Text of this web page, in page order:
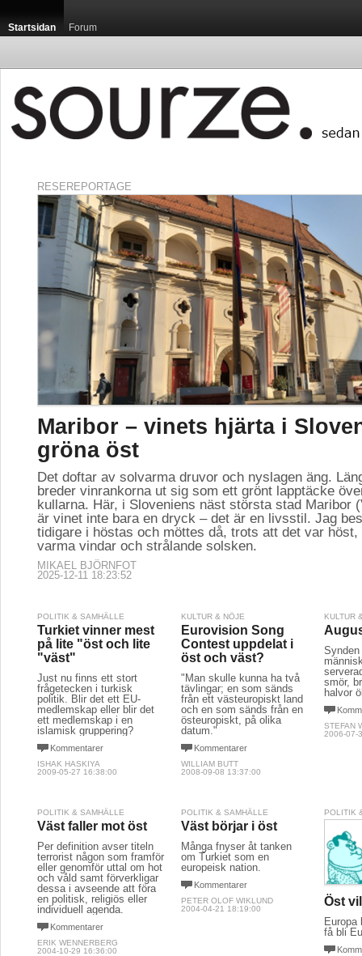
Startsidan Forum
RESEREPORTAGE
Maribor – vinets hjärta i
gröna öst
Det doftar av solvarma druvor och nyslagen äng.
breder vinrankorna ut sig som ett grönt lapptäcke
kullarna. Här, i Sloveniens näst största stad Maribor
är vinet inte bara en dryck – det är en livsstil. Jag
tidigare i höstas och möttes då, trots att det var höst,
varma vindar och strålande solsken.
MIKAEL BJÖRNFOT
2025-12-11 18:23:52
POLITIK & SAMHÄLLE
Turkiet vinner mest
på lite "öst och lite
"väst"
Just nu finns ett stort
frågetecken i turkisk
politik. Blir det ett EU-
medlemskap eller blir det
ett medlemskap i en
islamisk gruppering?
Kommentarer
ISHAK HASKIYA
2009-05-27 16:38:00
KULTUR & NÖJE
Eurovision Song
Contest uppdelat i
öst och väst?
"Man skulle kunna ha två
tävlingar; en som sänds
från ett västeuropiskt land
och en som sänds från en
östeuropiskt, på olika
datum."
Kommentarer
WILLIAM BUTT
2008-09-08 13:37:00
KULTUR
smör,
halvor
STEFAN
2006-07-
POLITIK & SAMHÄLLE
Väst faller mot öst
Per definition avser titeln
terrorist någon som framför
eller genomför uttal om hot
och våld samt förverkligar
dessa i avseende att föra
en politisk, religiös eller
individuell agenda.
Kommentarer
ERIK WENNERBERG
2004-10-29 16:36:00
POLITIK & SAMHÄLLE
Väst börjar i öst
Många fnyser åt tanken
om Turkiet som en
europeisk nation.
Kommentarer
PETER OLOF WIKLUND
2004-04-21 18:19:00
POLITIK
Öst
Europa
få bli